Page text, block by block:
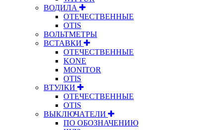
ВОДИЛА
ОТЕЧЕСТВЕННЫЕ
OTIS
ВОЛЬТМЕТРЫ
ВСТАВКИ
ОТЕЧЕСТВЕННЫЕ
KONE
MONITOR
OTIS
ВТУЛКИ
ОТЕЧЕСТВЕННЫЕ
OTIS
ВЫКЛЮЧАТЕЛИ
ПО ОБОЗНАЧЕНИЮ